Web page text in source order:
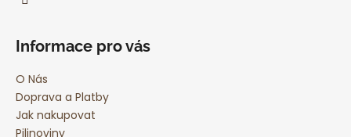
Informace pro vás
O Nás
Doprava a Platby
Jak nakupovat
Pilinoviny